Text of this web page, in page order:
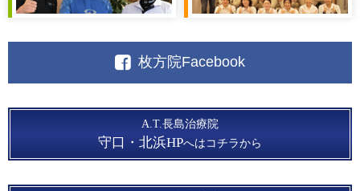
枚方院Facebook
A.T.長島治療院
守口・北浜HPへはコチラから